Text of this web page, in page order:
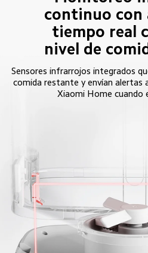
continuo con
tiempo real
nivel de
Sensores infrarrojos integrados
comida restante y envían alertas
Xiaomi Home cuando